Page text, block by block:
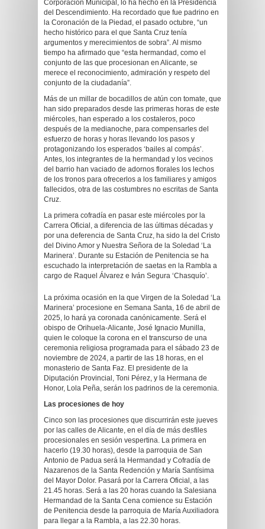
Corporación Municipal, lo ha hecho en la Presidencia
del Descendimiento. Ha recordado que fue padrino en
la Coronación de la Piedad, el pasado octubre, “un
hecho histórico para el que Santa Cruz tenía
argumentos y merecimientos de sobra”. Al mismo
tiempo ha afirmado que “esta hermandad, como el
conjunto de las que procesionan en Alicante, se
merece el reconocimiento, admiración y respeto del
conjunto de la ciudadanía”.
Más de un millar de bocadillos de atún con tomate, que
han sido preparados desde las primeras horas de este
miércoles, han esperado a los costaleros, poco
después de la medianoche, para compensarles del
esfuerzo de horas y horas llevando los pasos y
protagonizando los esperados ‘bailes al compás’.
Antes, los integrantes de la hermandad y los vecinos
del barrio han vaciado de adornos florales los lechos
de los tronos para ofrecerlos a los familiares y amigos
fallecidos, otra de las costumbres no escritas de Santa
Cruz.
La primera cofradía en pasar este miércoles por la
Carrera Oficial, a diferencia de las últimas décadas y
por una deferencia de Santa Cruz, ha sido la del Cristo
del Divino Amor y Nuestra Señora de la Soledad ‘La
Marinera’. Durante su Estación de Penitencia se ha
escuchado la interpretación de saetas en la Rambla a
cargo de Raquel Álvarez e Iván Segura ‘Chasquío’.
La próxima ocasión en la que Virgen de la Soledad ‘La
Marinera’ procesione en Semana Santa, 16 de abril de
2025, lo hará ya coronada canónicamente. Será el
obispo de Orihuela-Alicante, José Ignacio Munilla,
quien le coloque la corona en el transcurso de una
ceremonia religiosa programada para el sábado 23 de
noviembre de 2024, a partir de las 18 horas, en el
monasterio de Santa Faz. El presidente de la
Diputación Provincial, Toni Pérez, y la Hermana de
Honor, Lola Peña, serán los padrinos de la ceremonia.
Las procesiones de hoy
Cinco son las procesiones que discurrirán este jueves
por las calles de Alicante, en el día de más desfiles
procesionales en sesión vespertina. La primera en
hacerlo (19.30 horas), desde la parroquia de San
Antonio de Padua será la Hermandad y Cofradía de
Nazarenos de la Santa Redención y María Santísima
del Mayor Dolor. Pasará por la Carrera Oficial, a las
21.45 horas. Será a las 20 horas cuando la Salesiana
Hermandad de la Santa Cena comience su Estación
de Penitencia desde la parroquia de María Auxiliadora
para llegar a la Rambla, a las 22.30 horas.